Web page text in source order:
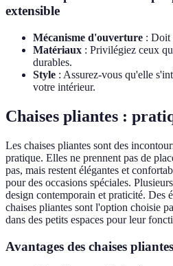
extensible
Mécanisme d'ouverture : Doit
Matériaux : Privilégiez ceux
durables.
Style : Assurez-vous qu'elle
votre intérieur.
Chaises pliantes :
Les chaises pliantes sont des
pratique. Elles ne prennent pas de
pas, mais restent élégantes et
pour des occasions spéciales.
design contemporain et praticité. Des
chaises pliantes sont l'option choisie
dans des petits espaces pour leur
Avantages des chaises pliantes